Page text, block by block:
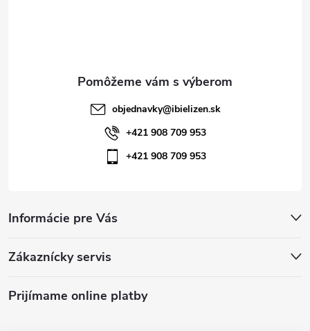
Informácie pre Vás
Zákaznícky servis
Prijímame online platby
objednavky@ibielizen.sk
+421 908 709 953
+421 908 709 953